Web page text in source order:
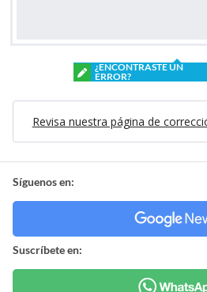
¿ENCONTRASTE UN
ERROR?
Revisa nuestra página de
Síguenos en:
Suscríbete en: